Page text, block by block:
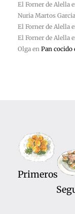
El Forner de Alella
Nuria Martos Garcia
El Forner de Alella
El Forner de Alella
Olga en Pan cocido
Primeros